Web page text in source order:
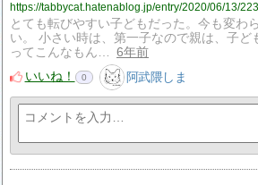
とても転びやすい子どもだった。今も変わ
い。 小さい時は、第一子なので親は、子ど
ってこんなもん…
6年前
いいね！
0 阿武隈しま